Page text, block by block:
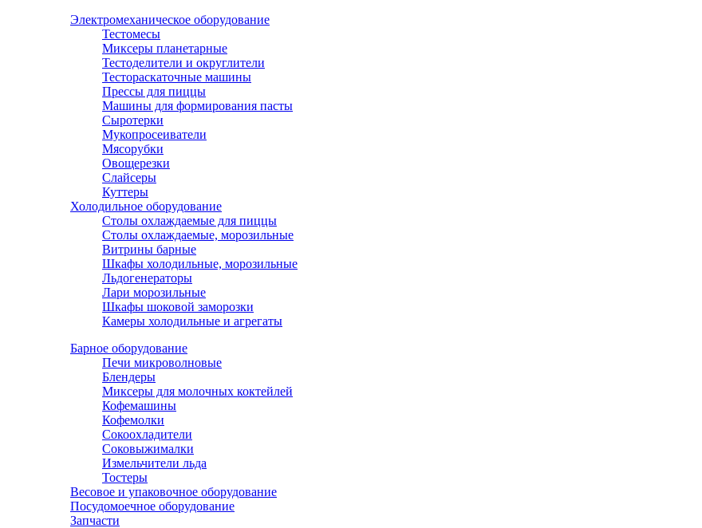
Электромеханическое оборудование
Тестомесы
Миксеры планетарные
Тестоделители и округлители
Тестораскаточные машины
Прессы для пиццы
Машины для формирования пасты
Сыротерки
Мукопросеиватели
Мясорубки
Овощерезки
Слайсеры
Куттеры
Холодильное оборудование
Столы охлаждаемые для пиццы
Столы охлаждаемые, морозильные
Витрины барные
Шкафы холодильные, морозильные
Льдогенераторы
Лари морозильные
Шкафы шоковой заморозки
Камеры холодильные и агрегаты
Барное оборудование
Печи микроволновые
Блендеры
Миксеры для молочных коктейлей
Кофемашины
Кофемолки
Сокоохладители
Соковыжималки
Измельчители льда
Тостеры
Весовое и упаковочное оборудование
Посудомоечное оборудование
Запчасти